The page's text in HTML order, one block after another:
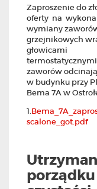
Zaproszenie do
oferty na
wymiany
grzejnikowych
głowicami
zaworów
w budynku przy
Bema 7A w
1.
scalone_got.pdf